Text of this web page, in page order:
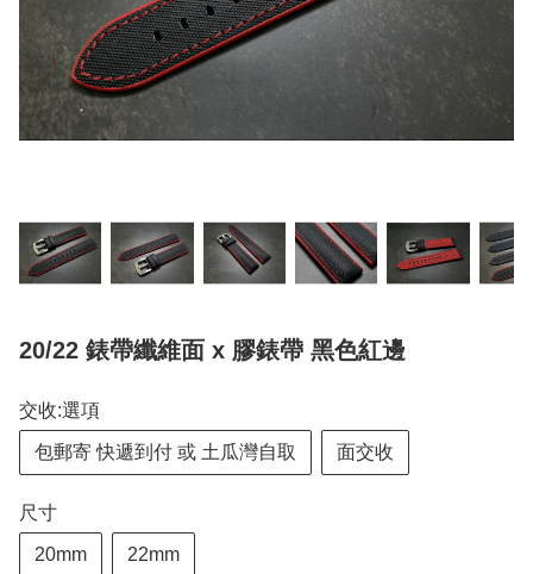
20/22 錶帶纖維面 x 膠錶帶 黑色紅邊
交收:選項
包郵寄 快遞到付 或 土瓜灣自取 面交收
尺寸
20mm 22mm